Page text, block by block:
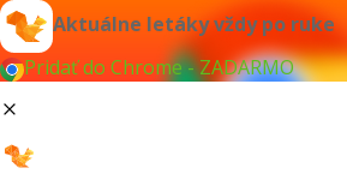
Aktuálne letáky vždy po ruke
Pridať do Chrome - ZADARMO